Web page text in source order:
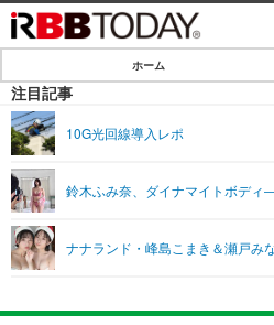
IT・デジタル
SPEED TEST
エンタメ
ライフ
リリース一覧
ホーム
注目記事
10G光回線導入レポ
鈴木ふみ奈、ダイナマイトボデ
ナナランド・峰島こまき＆瀬戸み